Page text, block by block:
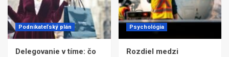
Podnikateľský plán
Delegovanie v tíme: čo
Psychológia
Rozdiel medzi